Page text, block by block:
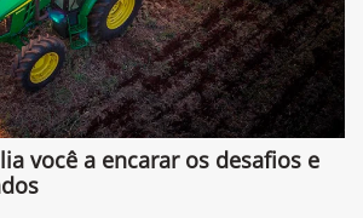
você a encarar os desafios e